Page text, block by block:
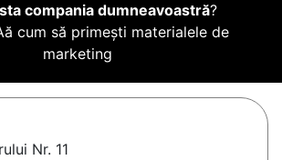
compania dumneavoastră?
cum să primești materialele de
marketing
Nr. 11